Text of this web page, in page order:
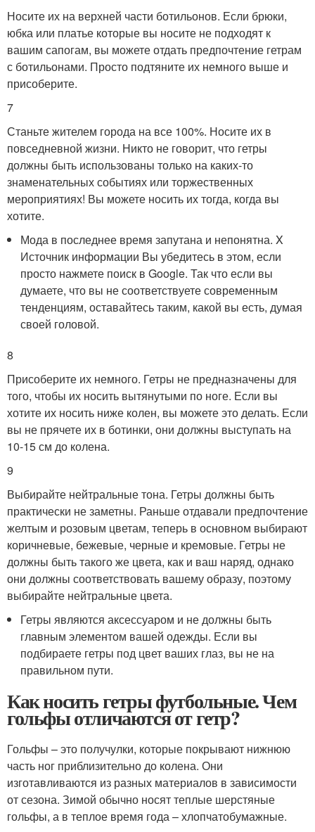
Носите их на верхней части ботильонов. Если брюки,
юбка или платье которые вы носите не подходят к
вашим сапогам, вы можете отдать предпочтение гетрам
с ботильонами. Просто подтяните их немного выше и
присоберите.
7
Станьте жителем города на все 100%. Носите их в
повседневной жизни. Никто не говорит, что гетры
должны быть использованы только на каких-то
знаменательных событиях или торжественных
мероприятиях! Вы можете носить их тогда, когда вы
хотите.
Мода в последнее время запутана и непонятна. X
Источник информации Вы убедитесь в этом, если
просто нажмете поиск в Google. Так что если вы
думаете, что вы не соответствуете современным
тенденциям, оставайтесь таким, какой вы есть, думая
своей головой.
8
Присоберите их немного. Гетры не предназначены для
того, чтобы их носить вытянутыми по ноге. Если вы
хотите их носить ниже колен, вы можете это делать. Если
вы не прячете их в ботинки, они должны выступать на
10-15 см до колена.
9
Выбирайте нейтральные тона. Гетры должны быть
практически не заметны. Раньше отдавали предпочтение
желтым и розовым цветам, теперь в основном выбирают
коричневые, бежевые, черные и кремовые. Гетры не
должны быть такого же цвета, как и ваш наряд, однако
они должны соответствовать вашему образу, поэтому
выбирайте нейтральные цвета.
Гетры являются аксессуаром и не должны быть
главным элементом вашей одежды. Если вы
подбираете гетры под цвет ваших глаз, вы не на
правильном пути.
Как носить гетры футбольные. Чем
гольфы отличаются от гетр?
Гольфы – это получулки, которые покрывают нижнюю
часть ног приблизительно до колена. Они
изготавливаются из разных материалов в зависимости
от сезона. Зимой обычно носят теплые шерстяные
гольфы, а в теплое время года – хлопчатобумажные.